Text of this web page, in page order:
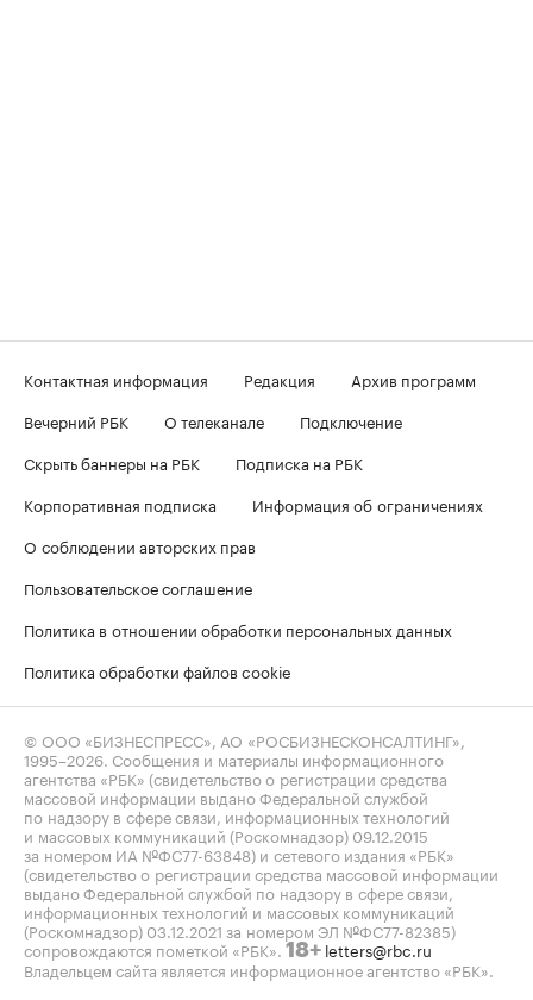
Контактная информация Редакция
Архив программ
Вечерний РБК
О телеканале
Подключение
Скрыть баннеры на РБК
Подписка на РБК
Корпоративная подписка
Информация об ограничениях
О соблюдении авторских прав
Пользовательское соглашение
Политика в отношении обработки персональных данных
Политика обработки файлов cookie
© ООО «БИЗНЕСПРЕСС», АО «РОСБИЗНЕСКОНСАЛТИНГ»,
1995–2026 . Сообщения и материалы информационного
агентства «РБК» (свидетельство о регистрации средства
массовой информации выдано Федеральной службой
по надзору в сфере связи, информационных технологий
и массовых коммуникаций (Роскомнадзор) 09.12.2015
за номером ИА №ФС77-63848) и сетевого издания «РБК»
(свидетельство о регистрации средства массовой информации
выдано Федеральной службой по надзору в сфере связи,
информационных технологий и массовых коммуникаций
(Роскомнадзор) 03.12.2021 за номером ЭЛ №ФС77-82385)
сопровождаются пометкой «РБК». 18+ letters@rbc.ru
Владельцем сайта является информационное агентство «РБК».